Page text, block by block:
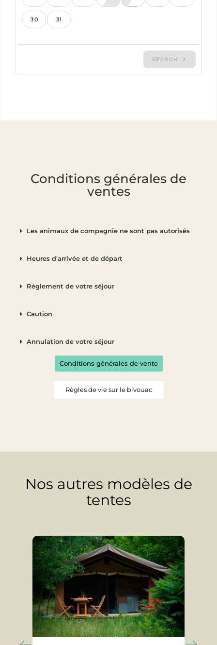
Conditions générales de
ventes
Les animaux de compagnie ne sont pas autorisés
Heures d'arrivée et de départ
Règlement de votre séjour
Caution
Annulation de votre séjour
Conditions générales de vente
Règles de vie sur le bivouac
Nos autres modèles de
tentes